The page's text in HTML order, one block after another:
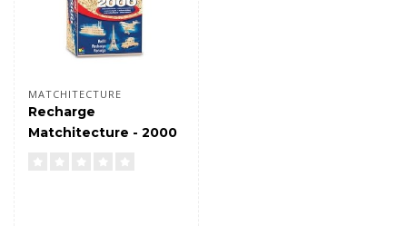
MATCHITECTURE
Recharge
Matchitecture - 2000